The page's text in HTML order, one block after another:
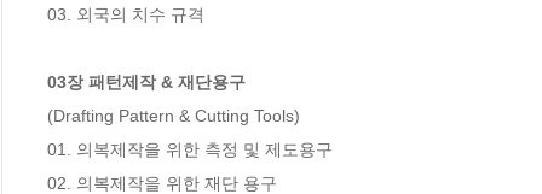
03. 외국의 치수 규격
03장 패턴제작 & 재단용구
(Drafting Pattern & Cutting Tools)
01. 의복제작을 위한 측정 및 제도용구
02. 의복제작을 위한 재단 용구